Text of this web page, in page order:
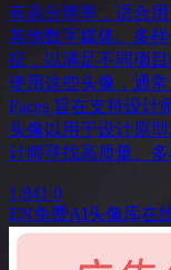
有高分辨率，适合
其他数字媒体。多
征，以满足不同项
使用这些头像，通
Faces 旨在支持设
头像以用于设计原
计师寻找高质量、
1,841 0
EN免费AI头像库在